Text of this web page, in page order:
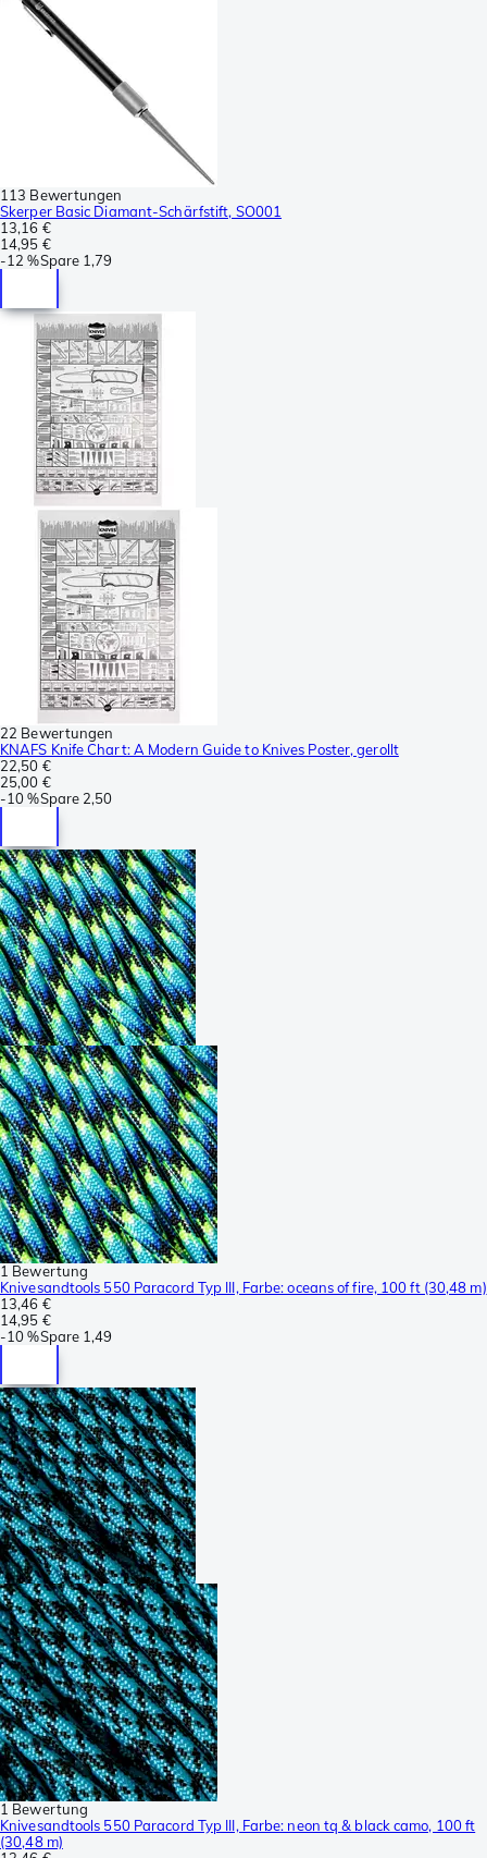
113 Bewertungen
Skerper Basic Diamant-Schärfstift, SO001
13,16 €
14,95 €
-12 %Spare 1,79
22 Bewertungen
KNAFS Knife Chart: A Modern Guide to Knives Poster, gerollt
22,50 €
25,00 €
-10 %Spare 2,50
1 Bewertung
Knivesandtools 550 Paracord Typ III, Farbe: oceans of fire, 100 ft (30,48 m)
13,46 €
14,95 €
-10 %Spare 1,49
1 Bewertung
Knivesandtools 550 Paracord Typ III, Farbe: neon tq & black camo, 100 ft
(30,48 m)